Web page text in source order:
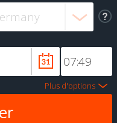
Plus d'options